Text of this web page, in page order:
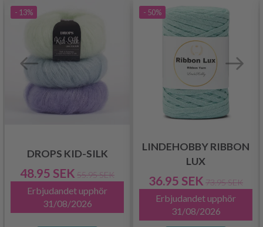
- 13%
DROPS KID-SILK
48.95 SEK 55.95 SEK
Erbjudandet upphör
31/08/2026
- 50%
LINDEHOBBY RIBBON
LUX
36.95 SEK 73.95 SEK
Erbjudandet upphör
31/08/2026